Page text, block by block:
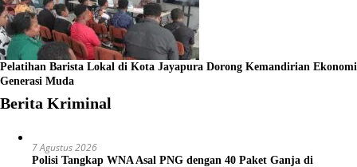
Pelatihan Barista Lokal di Kota Jayapura Dorong Kemandirian Ekonomi
Generasi Muda
Berita Kriminal
7 Agustus 2026
Polisi Tangkap WNA Asal PNG dengan 40 Paket Ganja di